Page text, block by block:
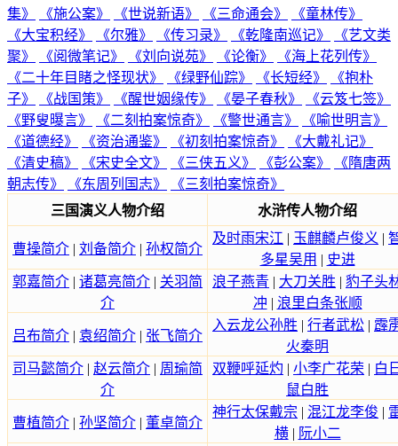
集》
《施公案》 《世说新语》 《三命通会》
《童林传》
《大宝积经》
《尔雅》 《传习录》 《乾隆南巡记》
《艺文类
聚》
《阅微笔记》 《刘向说苑》 《论衡》
《海上花列传》
《二十年目睹之怪现状》
《绿野仙踪》 《长短经》
《抱朴
子》
《战国策》 《醒世姻缘传》 《晏子春秋》
《云笈七签》
《野叟曝言》
《二刻拍案惊奇》 《警世通言》
《喻世明言》
《道德经》
《资治通鉴》 《初刻拍案惊奇》
《大戴礼记》
《清史稿》
《宋史全文》 《三侠五义》 《彭公案》
《隋唐两
朝志传》
《东周列国志》
《三刻拍案惊奇》
三国演义人物介绍
水浒传人物介绍
曹操简介 | 刘备简介 | 孙权简介
及时雨宋江 | 玉麒麟卢俊义 |
多星吴用 | 史进
郭嘉简介 | 诸葛亮简介 | 关羽简
介
浪子燕青 | 大刀关胜 | 豹子头
冲 | 浪里白条张顺
吕布简介 | 袁绍简介 | 张飞简介
入云龙公孙胜 | 行者武松 | 霹
火秦明
司马懿简介 | 赵云简介 | 周瑜简
介
双鞭呼延灼 | 小李广花荣 | 白
鼠白胜
曹植简介 | 孙坚简介 | 董卓简介
神行太保戴宗 | 混江龙李俊 |
横| 阮小二